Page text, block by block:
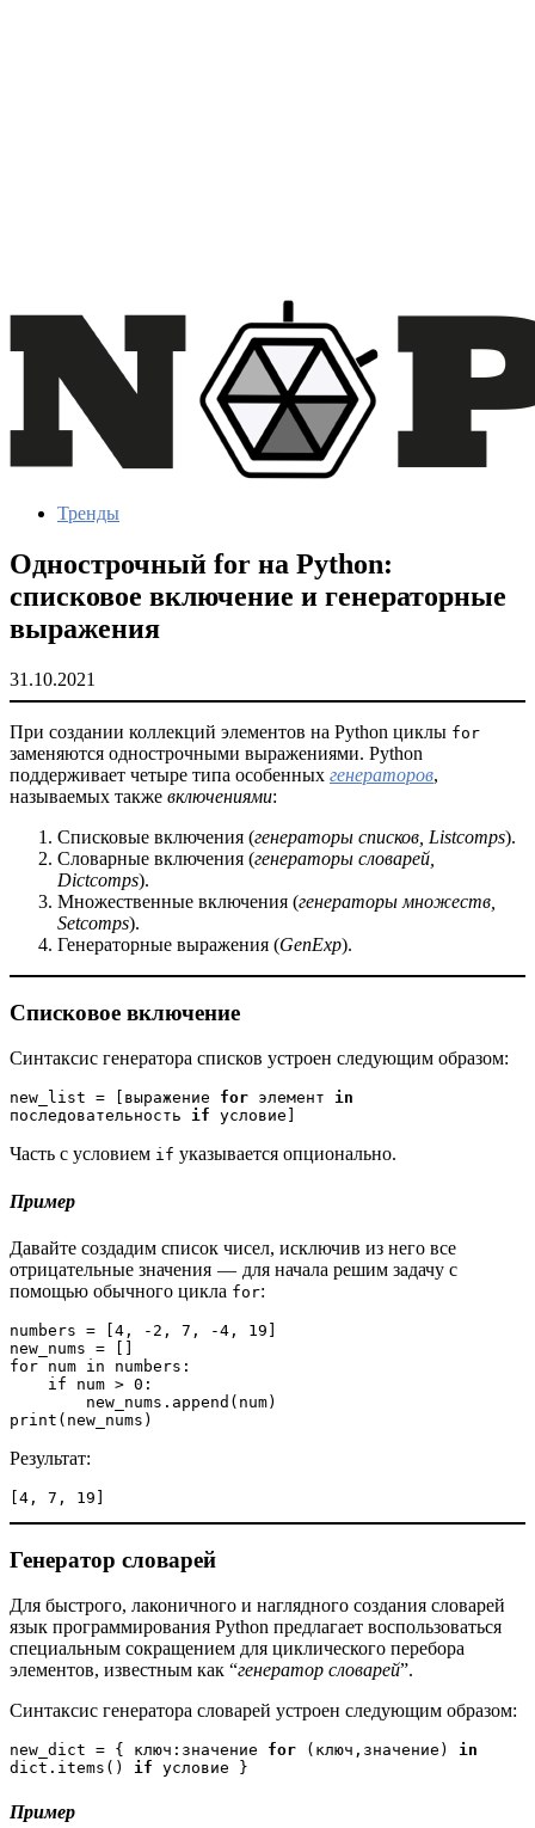
Тренды
Однострочный for на Python:
списковое включение и генераторные
выражения
31.10.2021
При создании коллекций элементов на Python циклы for
заменяются однострочными выражениями. Python
поддерживает четыре типа особенных генераторов,
называемых также включениями:
Списковые включения (генераторы списков, Listcomps).
Словарные включения (генераторы словарей,
Dictcomps).
Множественные включения (генераторы множеств,
Setcomps).
Генераторные выражения (GenExp).
Списковое включение
Синтаксис генератора списков устроен следующим образом:
new_list = [выражение for элемент in
последовательность if условие]
Часть с условием if указывается опционально.
Пример
Давайте создадим список чисел, исключив из него все
отрицательные значения — для начала решим задачу с
помощью обычного цикла for:
numbers = [4, -2, 7, -4, 19]
new_nums = []
for num in numbers:
print(new_nums)
Результат:
[4, 7, 19]
Генератор словарей
Для быстрого, лаконичного и наглядного создания словарей
язык программирования Python предлагает воспользоваться
специальным сокращением для циклического перебора
элементов, известным как “генератор словарей”.
Синтаксис генератора словарей устроен следующим образом:
new_dict = { ключ:значение for (ключ,значение) in
dict.items() if условие }
Пример